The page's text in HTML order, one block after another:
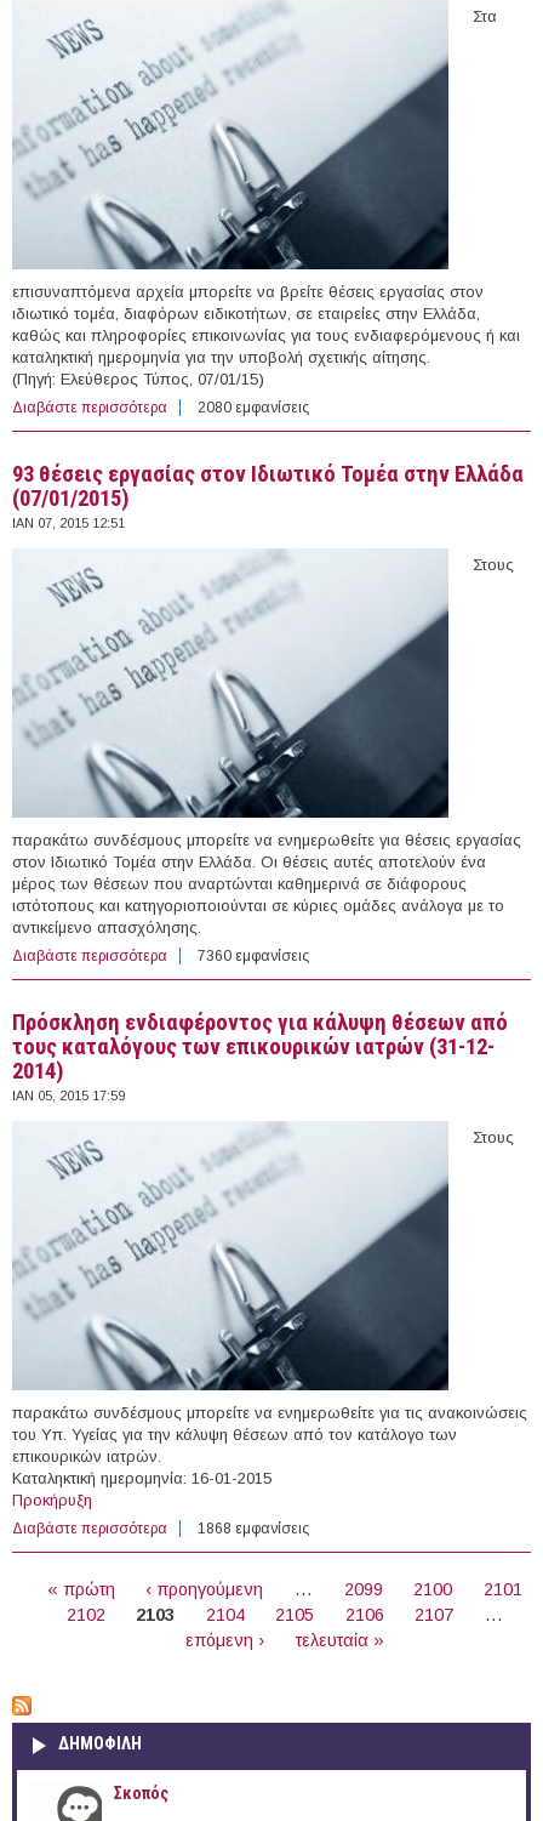
Στα
επισυναπτόμενα αρχεία μπορείτε να βρείτε θέσεις εργασίας στον
ιδιωτικό τομέα, διαφόρων ειδικοτήτων, σε εταιρείες στην Ελλάδα,
καθώς και πληροφορίες επικοινωνίας για τους ενδιαφερόμενους ή και
καταληκτική ημερομηνία για την υποβολή σχετικής αίτησης.
(Πηγή: Ελεύθερος Τύπος, 07/01/15)
Διαβάστε περισσότερα για Θέσεις εργασίας διαφόρων ειδικοτήτων στην
Ελλάδα (07/01/15)
2080 εμφανίσεις
93 θέσεις εργασίας στον Ιδιωτικό Τομέα στην Ελλάδα
(07/01/2015)
ΙΑΝ 07, 2015 12:51
Στους
παρακάτω συνδέσμους μπορείτε να ενημερωθείτε για θέσεις εργασίας
στον Ιδιωτικό Τομέα στην Ελλάδα. Οι θέσεις αυτές αποτελούν ένα
μέρος των θέσεων που αναρτώνται καθημερινά σε διάφορους
ιστότοπους και κατηγοριοποιούνται σε κύριες ομάδες ανάλογα με το
αντικείμενο απασχόλησης.
Διαβάστε περισσότερα για 93 θέσεις εργασίας στον Ιδιωτικό Τομέα στην
Ελλάδα (07/01/2015)
7360 εμφανίσεις
Πρόσκληση ενδιαφέροντος για κάλυψη θέσεων από
τους καταλόγους των επικουρικών ιατρών (31-12-
2014)
ΙΑΝ 05, 2015 17:59
Στους
παρακάτω συνδέσμους μπορείτε να ενημερωθείτε για τις ανακοινώσεις
του Υπ. Υγείας για την κάλυψη θέσεων από τον κατάλογο των
επικουρικών ιατρών.
Kαταληκτική ημερομηνία: 16-01-2015
Προκήρυξη
Διαβάστε περισσότερα για Πρόσκληση ενδιαφέροντος για κάλυψη θέσεων από
τους καταλόγους των επικουρικών ιατρών (31-12-2014)
1868 εμφανίσεις
« πρώτη ‹ προηγούμενη … 2099 2100
2101
2102
2103 2104 2105 2106 2107
…
επόμενη ›
τελευταία »
ΔΗΜΟΦΙΛΗ
Σκοπός